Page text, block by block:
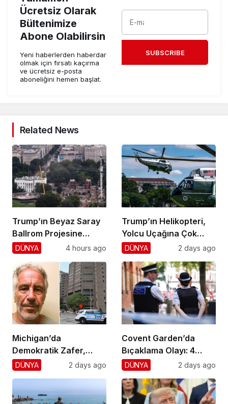
Ücretsiz Olarak
Bültenimize
Abone Olabilirsin
Yeni haberlerden haberdar
olmak için fırsatı kaçırma
ve ücretsiz e-posta
aboneliğini hemen başlat.
SUBSCRIBE
Related News
Trump’ın Beyaz Saray
Ballrom Projesine
Durdurma
DÜNYA 4 hours ago
Trump’ın Helikopteri,
Yolcu Uçağına Çok
Yaklaştı!
DÜNYA 2 days ago
Michigan’da
Demokratik Zafer,
Cumhuriyetçilere
DÜNYA 2 days ago
Covent Garden’da
Bıçaklama Olayı: 4
Yaralı, 1 Gözaltı
DÜNYA 2 days ago